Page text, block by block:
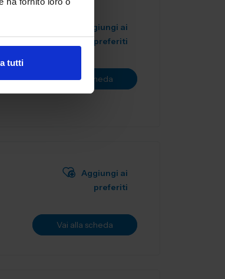
tutti
Aggiungi ai
preferiti
Vai alla scheda
Aggiungi ai
preferiti
Vai alla scheda